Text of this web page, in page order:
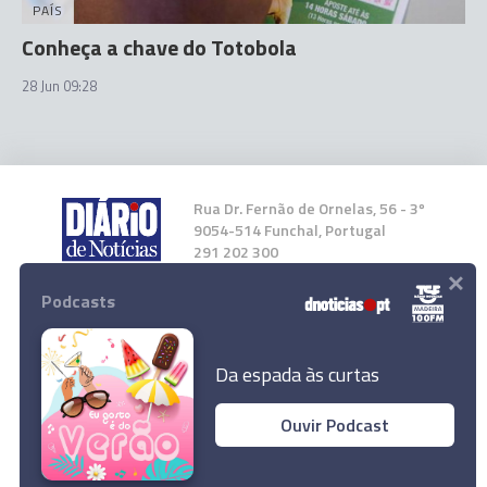
PAÍS
Conheça a chave do Totobola
28 Jun 09:28
Rua Dr. Fernão de Ornelas, 56 - 3º
9054-514 Funchal, Portugal
291 202 300
Instale a nossa App
© 2024 Empresa Diário de Notícias, Lda.
Todos os direitos reservados.
Podcasts
Da espada às curtas
Ouvir Podcast
×